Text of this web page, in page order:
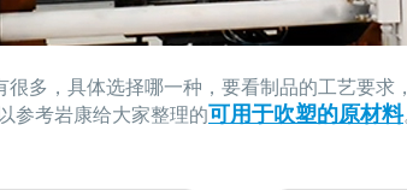
多，具体选择哪一种，要看制品的工艺要
参考岩康给大家整理的可用于吹塑的原材料